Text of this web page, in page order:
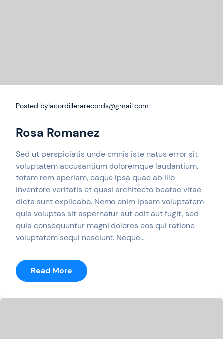
Posted bylacordillerarecords@gmail.com
Rosa Romanez
Sed ut perspiciatis unde omnis iste natus error sit
voluptatem accusantium doloremque laudantium,
totam rem aperiam, eaque ipsa quae ab illo
inventore veritatis et quasi architecto beatae vitae
dicta sunt explicabo. Nemo enim ipsam voluptatem
quia voluptas sit aspernatur aut odit aut fugit, sed
quia consequuntur magni dolores eos qui ratione
voluptatem sequi nesciunt. Neque…
Read More
Rosa